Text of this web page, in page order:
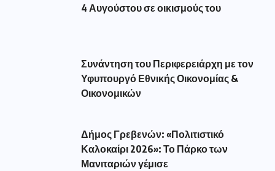
4 Αυγούστου σε οικισμούς του
Συνάντηση του Περιφερειάρχη με τον
Υφυπουργό Εθνικής Οικονομίας &
Οικονομικών
Δήμος Γρεβενών: «Πολιτιστικό
Καλοκαίρι 2026»: Το Πάρκο των
Μανιταριών γέμισε